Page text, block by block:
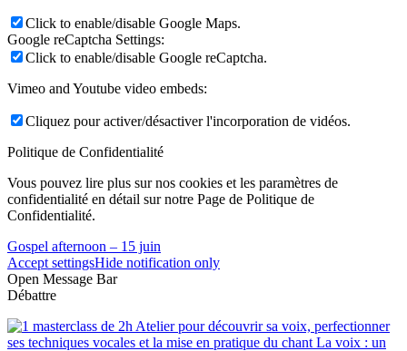
Click to enable/disable Google Maps.
Google reCaptcha Settings:
Click to enable/disable Google reCaptcha.
Vimeo and Youtube video embeds:
Cliquez pour activer/désactiver l'incorporation de vidéos.
Politique de Confidentialité
Vous pouvez lire plus sur nos cookies et les paramètres de
confidentialité en détail sur notre Page de Politique de
Confidentialité.
Gospel afternoon – 15 juin
Accept settingsHide notification only
Open Message Bar
Débattre